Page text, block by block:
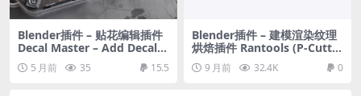
Blender插件 – 贴花编辑插件
Decal Master – Add Decals
Like Never Before – Ultima
te Addon
5 月前 35 15.5
Blender插件 – 建模渲染纹理
烘焙插件 Rantools (P-Cutte
r) All-In-One Addon
9 月前 32.4K 0